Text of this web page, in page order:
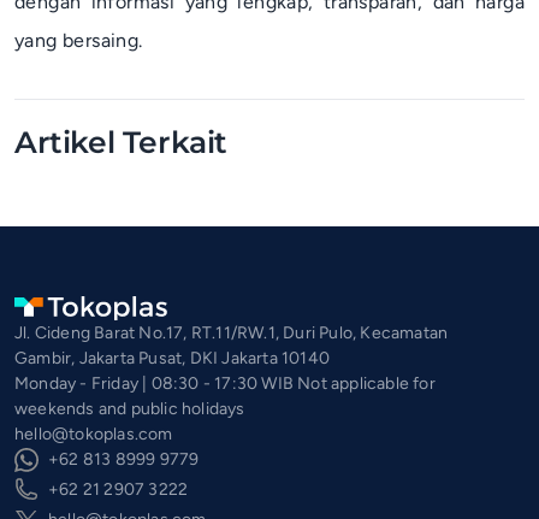
yang bersaing.
Artikel Terkait
Jl. Cideng Barat No.17, RT.11/RW.1, Duri Pulo, Kecamatan
Gambir, Jakarta Pusat, DKI Jakarta 10140
Monday - Friday | 08:30 - 17:30 WIB Not applicable for
weekends and public holidays
hello@tokoplas.com
+62 813 8999 9779
+62 21 2907 3222